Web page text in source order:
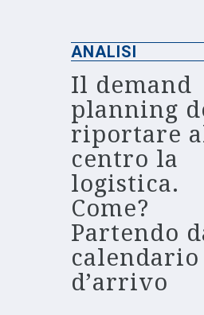
ANALISI
Il demand
planning
riportare
centro la
logistica.
Come?
Partendo
calendario
d’arrivo